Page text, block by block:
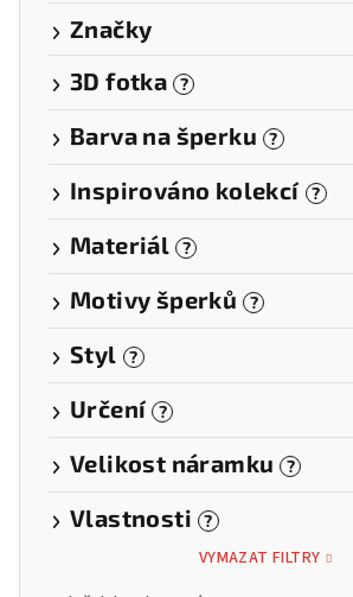
Značky
3D fotka
?
Barva na šperku ?
Inspirováno kolekcí ?
Materiál ?
Motivy šperků ?
Styl ?
Určení ?
Velikost náramku ?
Vlastnosti ?
VYMAZAT FILTRY